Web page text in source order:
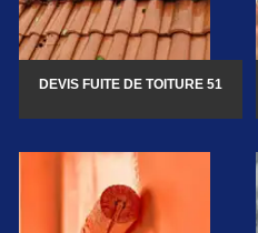
DEVIS FUITE DE TOITURE 51